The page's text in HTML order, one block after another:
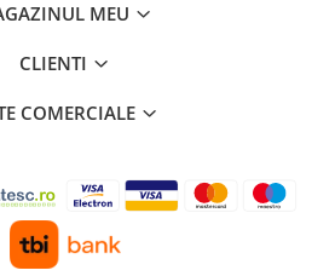
MEU
CLIENTI
COMERCIALE